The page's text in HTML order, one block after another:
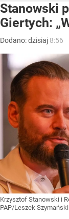
Stanowski
Giertych:
Dodano:dzisiaj 8:56
Krzysztof Stanowski i
PAP/Leszek Szymański